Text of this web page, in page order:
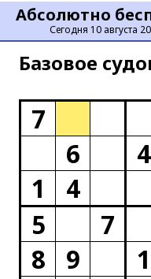
Абсолютно
Сегодня 10 августа
Базовое
7
6
4
1
4
5
7
8
9 1